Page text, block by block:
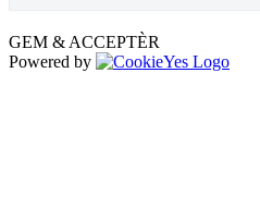
GEM & ACCEPTÈR
Powered by